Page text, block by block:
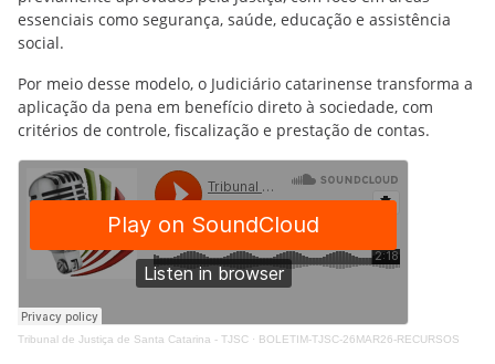
essenciais como segurança, saúde, educação e assistência
social.
Por meio desse modelo, o Judiciário catarinense transforma a
aplicação da pena em benefício direto à sociedade, com
critérios de controle, fiscalização e prestação de contas.
Tribunal de Justiça de Santa Catarina - TJSC · BOLETIM-TJSC-26MAR26-RECURSOS